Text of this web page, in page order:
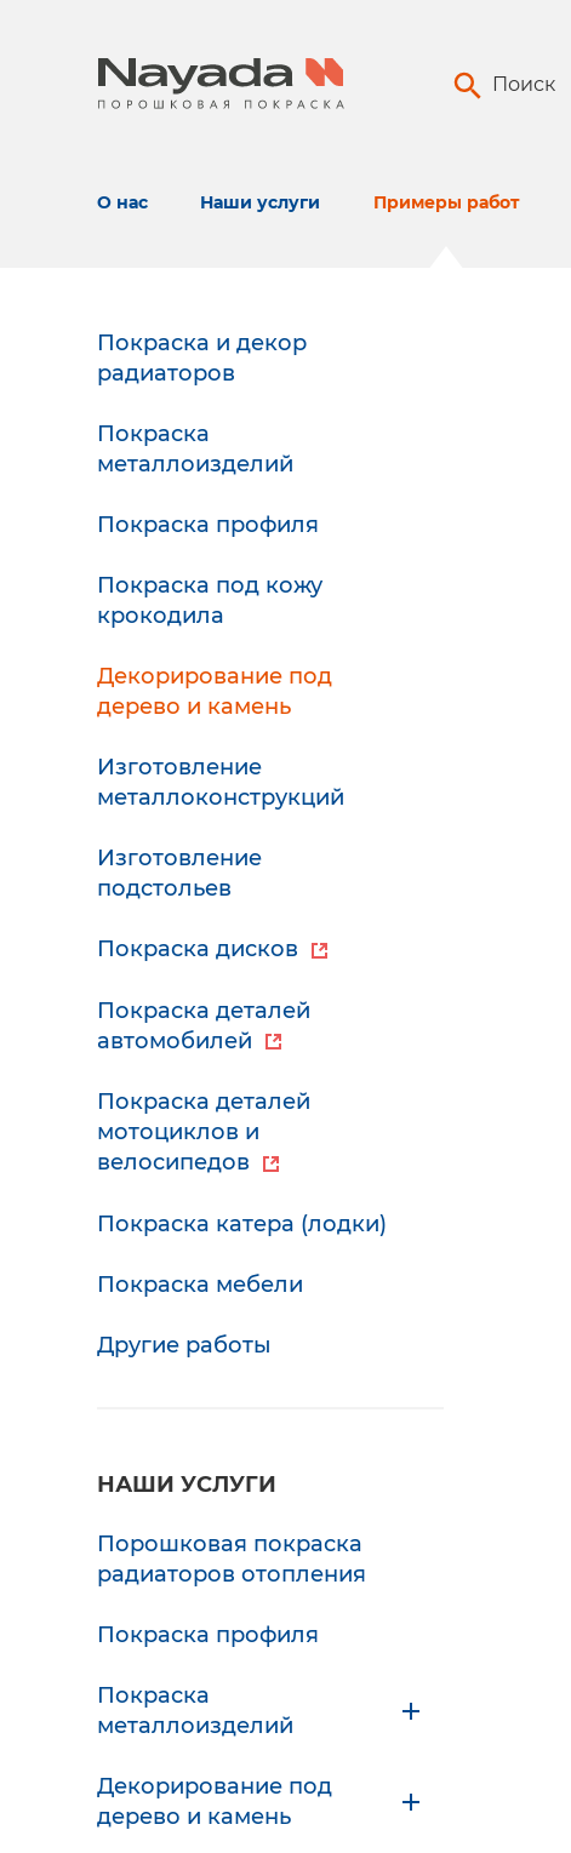
Поиск
О нас Наши услуги Примеры работ
Покраска и декор
радиаторов
Покраска
металлоизделий
Покраска профиля
Покраска под кожу
крокодила
Декорирование под
дерево и камень
Изготовление
металлоконструкций
Изготовление
подстольев
Покраска дисков
Покраска деталей
автомобилей
Покраска деталей
мотоциклов и
велосипедов
Покраска катера (лодки)
Покраска мебели
Другие работы
НАШИ УСЛУГИ
Порошковая покраска
радиаторов отопления
Покраска профиля
Покраска
металлоизделий
Декорирование под
дерево и камень